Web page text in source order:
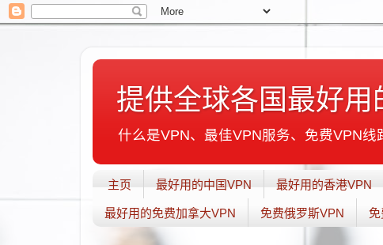
提供全球各国最好用
什么是VPN、最佳VPN服务、免费VPN
主页 最好用的中国VPN 最好用的香港VPN
最好用的免费加拿大VPN 免费俄罗斯VPN 免